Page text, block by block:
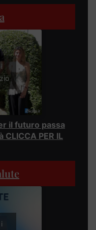
il futuro passa
PER IL